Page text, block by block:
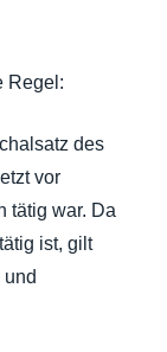
Regel:
des
vor
tätig war. Da
ist, gilt